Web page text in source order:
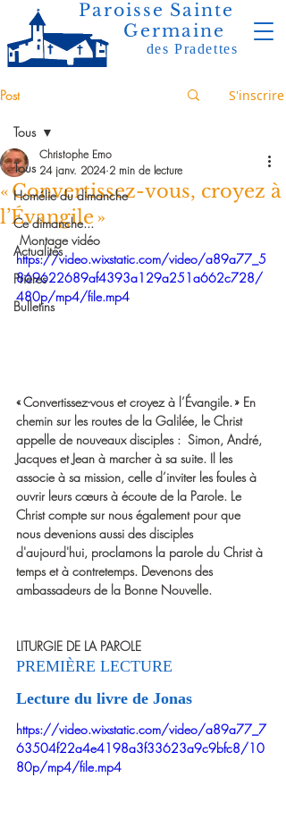
Paroisse Sainte
Germaine
des Pradettes
Post S'inscrire
Tous
Homélie du dimanche
Ce dimanche...
Actualités
Prières
Bulletins
Tous
« Convertissez-vous, croyez à
l’Évangile »
Christophe Emo
24 janv. 2024 2 min de lecture
Montage vidéo
https://video.wixstatic.com/video/a89a77_5
869622689af4393a129a251a662c728/
480p/mp4/file.mp4
« Convertissez-vous et croyez à l’Évangile. » En
chemin sur les routes de la Galilée, le Christ
appelle de nouveaux disciples :  Simon, André,
Jacques et Jean à marcher à sa suite. Il les
associe à sa mission, celle d’inviter les foules à
ouvrir leurs cœurs à écoute de la Parole. Le
Christ compte sur nous également pour que
nous devenions aussi des disciples
d'aujourd'hui, proclamons la parole du Christ à
temps et à contretemps. Devenons des
ambassadeurs de la Bonne Nouvelle.
LITURGIE DE LA PAROLE
PREMIÈRE LECTURE
Lecture du livre de Jonas
https://video.wixstatic.com/video/a89a77_7
63504f22a4e4198a3f33623a9c9bfc8/10
80p/mp4/file.mp4